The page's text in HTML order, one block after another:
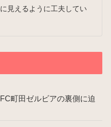
見えるように工夫してい
町田ゼルビアの裏側に迫